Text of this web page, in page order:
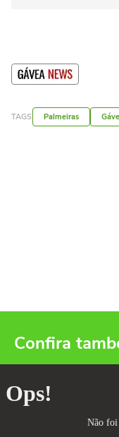
TAGS Palmeiras
Confira